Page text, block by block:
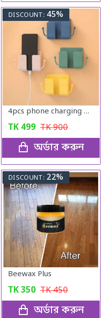
DISCOUNT: 45%
4pcs phone charging bracket wall mounted holder
TK 499 TK900
অর্ডার করুন
DISCOUNT: 22%
Beewax Plus
TK350 TK450
অর্ডার করুন